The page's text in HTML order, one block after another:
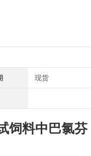
现货
饲料中巴氯芬